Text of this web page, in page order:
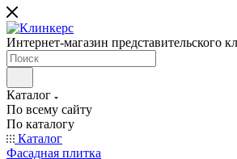
Интернет-магазин представительского
Каталог
По всему сайту
По каталогу
Каталог
Фасадная плитка